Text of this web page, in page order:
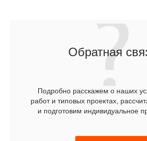
Обратная
Подробно расскажем о наших
работ и типовых проектах,
и подготовим индивидуальное